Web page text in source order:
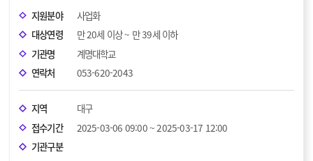
지원분야
사업화
대상연령
만 20세 이상 ~ 만 39세 이하
기관명
계명대학교
연락처
053-620-2043
지역
대구
접수기간
2025-03-06 09:00 ~ 2025-03-17 12:00
기관구분